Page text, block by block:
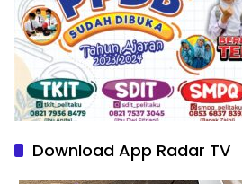
Download App Radar TV